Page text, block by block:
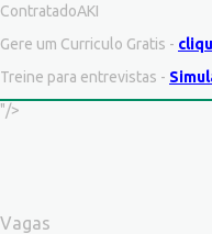
ContratadoAKI
Gere um Curriculo Gratis -
Treine para entrevistas -
"/>
Vagas